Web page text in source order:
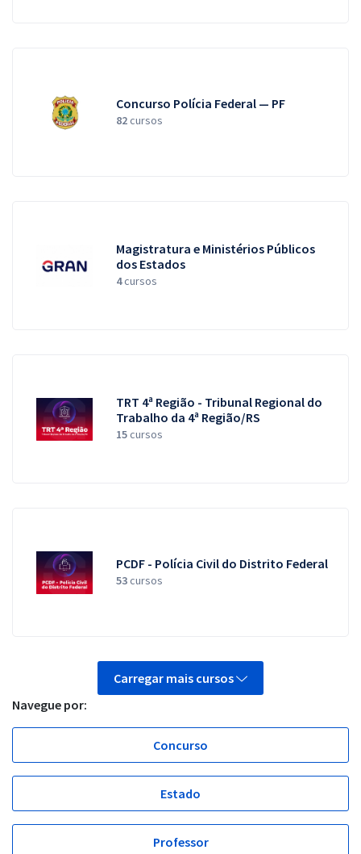
Concurso Polícia Federal — PF
82cursos
Magistratura e Ministérios Públicos
dos Estados
4cursos
TRT 4ª Região - Tribunal Regional do
Trabalho da 4ª Região/RS
15cursos
PCDF - Polícia Civil do Distrito Federal
53cursos
Carregar mais cursos
Navegue por:
Concurso
Estado
Professor